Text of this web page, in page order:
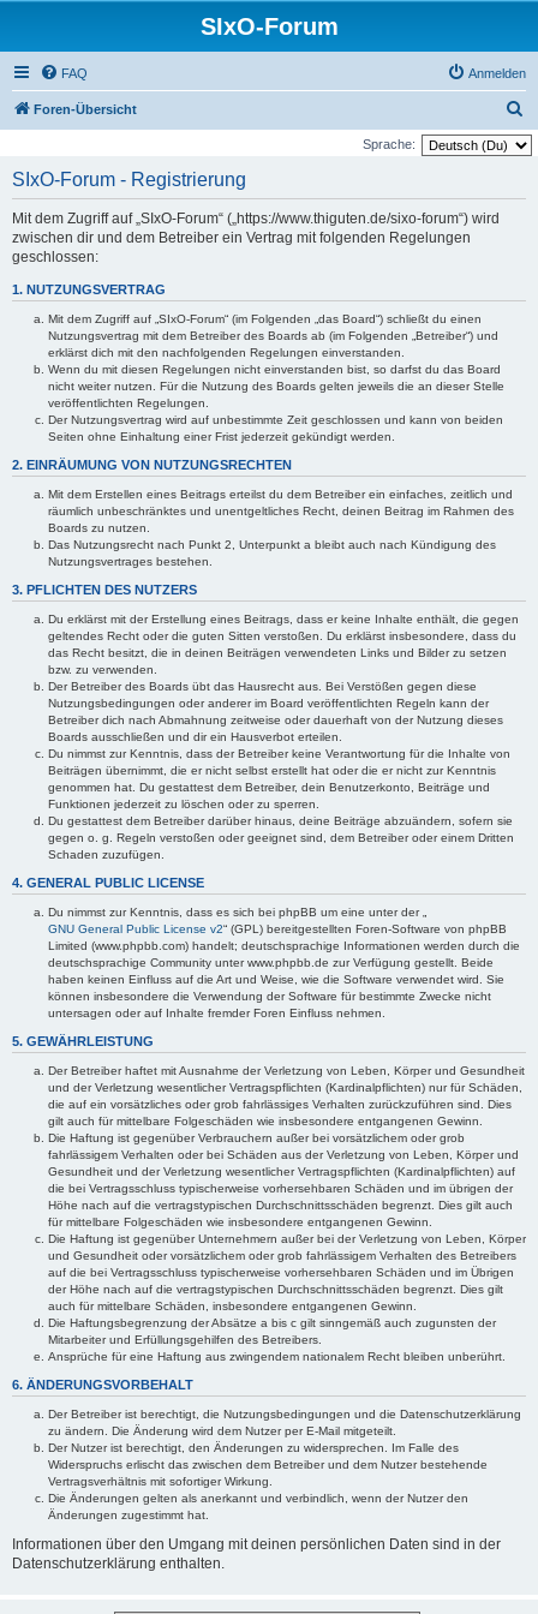
SIxO-Forum
FAQ Anmelden
Foren-Übersicht
u
Sprache:
SIxO-Forum - Registrierung
Mit dem Zugriff auf „SIxO-Forum“ („https://www.thiguten.de/sixo-forum“) wird
zwischen dir und dem Betreiber ein Vertrag mit folgenden Regelungen
geschlossen:
1. NUTZUNGSVERTRAG
Mit dem Zugriff auf „SIxO-Forum“ (im Folgenden „das Board“) schließt du einen
Nutzungsvertrag mit dem Betreiber des Boards ab (im Folgenden „Betreiber“) und
erklärst dich mit den nachfolgenden Regelungen einverstanden.
Wenn du mit diesen Regelungen nicht einverstanden bist, so darfst du das Board
nicht weiter nutzen. Für die Nutzung des Boards gelten jeweils die an dieser Stelle
veröffentlichten Regelungen.
Der Nutzungsvertrag wird auf unbestimmte Zeit geschlossen und kann von beiden
Seiten ohne Einhaltung einer Frist jederzeit gekündigt werden.
2. EINRÄUMUNG VON NUTZUNGSRECHTEN
Mit dem Erstellen eines Beitrags erteilst du dem Betreiber ein einfaches, zeitlich und
räumlich unbeschränktes und unentgeltliches Recht, deinen Beitrag im Rahmen des
Boards zu nutzen.
Das Nutzungsrecht nach Punkt 2, Unterpunkt a bleibt auch nach Kündigung des
Nutzungsvertrages bestehen.
3. PFLICHTEN DES NUTZERS
Du erklärst mit der Erstellung eines Beitrags, dass er keine Inhalte enthält, die gegen
geltendes Recht oder die guten Sitten verstoßen. Du erklärst insbesondere, dass du
das Recht besitzt, die in deinen Beiträgen verwendeten Links und Bilder zu setzen
bzw. zu verwenden.
Der Betreiber des Boards übt das Hausrecht aus. Bei Verstößen gegen diese
Nutzungsbedingungen oder anderer im Board veröffentlichten Regeln kann der
Betreiber dich nach Abmahnung zeitweise oder dauerhaft von der Nutzung dieses
Boards ausschließen und dir ein Hausverbot erteilen.
Du nimmst zur Kenntnis, dass der Betreiber keine Verantwortung für die Inhalte von
Beiträgen übernimmt, die er nicht selbst erstellt hat oder die er nicht zur Kenntnis
genommen hat. Du gestattest dem Betreiber, dein Benutzerkonto, Beiträge und
Funktionen jederzeit zu löschen oder zu sperren.
Du gestattest dem Betreiber darüber hinaus, deine Beiträge abzuändern, sofern sie
gegen o. g. Regeln verstoßen oder geeignet sind, dem Betreiber oder einem Dritten
Schaden zuzufügen.
4. GENERAL PUBLIC LICENSE
Du nimmst zur Kenntnis, dass es sich bei phpBB um eine unter der „
GNU General Public License v2“ (GPL) bereitgestellten Foren-Software von phpBB
Limited (www.phpbb.com) handelt; deutschsprachige Informationen werden durch die
deutschsprachige Community unter www.phpbb.de zur Verfügung gestellt. Beide
haben keinen Einfluss auf die Art und Weise, wie die Software verwendet wird. Sie
können insbesondere die Verwendung der Software für bestimmte Zwecke nicht
untersagen oder auf Inhalte fremder Foren Einfluss nehmen.
5. GEWÄHRLEISTUNG
Der Betreiber haftet mit Ausnahme der Verletzung von Leben, Körper und Gesundheit
und der Verletzung wesentlicher Vertragspflichten (Kardinalpflichten) nur für Schäden,
die auf ein vorsätzliches oder grob fahrlässiges Verhalten zurückzuführen sind. Dies
gilt auch für mittelbare Folgeschäden wie insbesondere entgangenen Gewinn.
Die Haftung ist gegenüber Verbrauchern außer bei vorsätzlichem oder grob
fahrlässigem Verhalten oder bei Schäden aus der Verletzung von Leben, Körper und
Gesundheit und der Verletzung wesentlicher Vertragspflichten (Kardinalpflichten) auf
die bei Vertragsschluss typischerweise vorhersehbaren Schäden und im übrigen der
Höhe nach auf die vertragstypischen Durchschnittsschäden begrenzt. Dies gilt auch
für mittelbare Folgeschäden wie insbesondere entgangenen Gewinn.
Die Haftung ist gegenüber Unternehmern außer bei der Verletzung von Leben, Körper
und Gesundheit oder vorsätzlichem oder grob fahrlässigem Verhalten des Betreibers
auf die bei Vertragsschluss typischerweise vorhersehbaren Schäden und im Übrigen
der Höhe nach auf die vertragstypischen Durchschnittsschäden begrenzt. Dies gilt
auch für mittelbare Schäden, insbesondere entgangenen Gewinn.
Die Haftungsbegrenzung der Absätze a bis c gilt sinngemäß auch zugunsten der
Mitarbeiter und Erfüllungsgehilfen des Betreibers.
Ansprüche für eine Haftung aus zwingendem nationalem Recht bleiben unberührt.
6. ÄNDERUNGSVORBEHALT
Der Betreiber ist berechtigt, die Nutzungsbedingungen und die Datenschutzerklärung
zu ändern. Die Änderung wird dem Nutzer per E-Mail mitgeteilt.
Der Nutzer ist berechtigt, den Änderungen zu widersprechen. Im Falle des
Widerspruchs erlischt das zwischen dem Betreiber und dem Nutzer bestehende
Vertragsverhältnis mit sofortiger Wirkung.
Die Änderungen gelten als anerkannt und verbindlich, wenn der Nutzer den
Änderungen zugestimmt hat.
Informationen über den Umgang mit deinen persönlichen Daten sind in der
Datenschutzerklärung enthalten.